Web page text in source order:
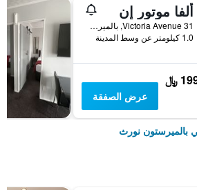
ألفا موتور إن
31 Victoria Avenue, بالميرستون نورث, نيوزيلندا
1.0 كيلومتر عن وسط المدينة
﷼
عرض الصفقة
بالميرستون نورث